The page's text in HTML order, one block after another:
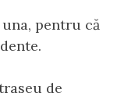
pentru că
de